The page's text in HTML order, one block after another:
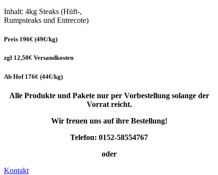
Inhalt: 4kg Steaks (Hüft-,
Rumpsteaks und Entrecote)
Preis 196€ (49€/kg)
zgl 12,50€ Versandkosten
Ab Hof 176€ (44€/kg)
Alle Produkte und Pakete nur per Vorbestellung solange der
Vorrat reicht.
Wir freuen uns auf ihre Bestellung!
Telefon: 0152-58554767
oder
Kontakt